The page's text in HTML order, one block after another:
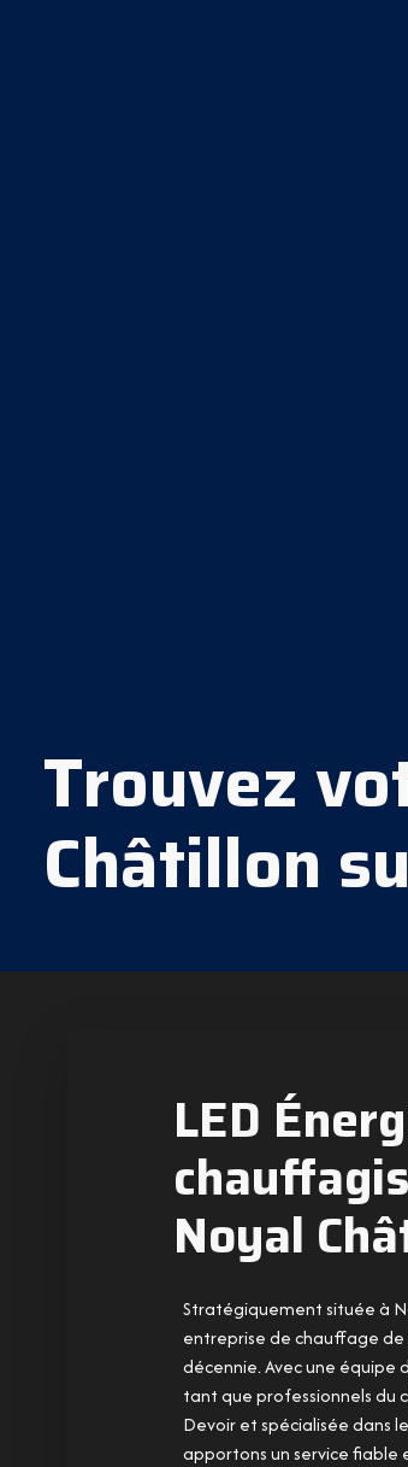
Trouvez
Châtillon
LED
Noyal
Stratégiquement située à
entreprise de chauffage de
décennie. Avec une
tant que professionnels du
Devoir et spécialisée dans
apportons un service fiable